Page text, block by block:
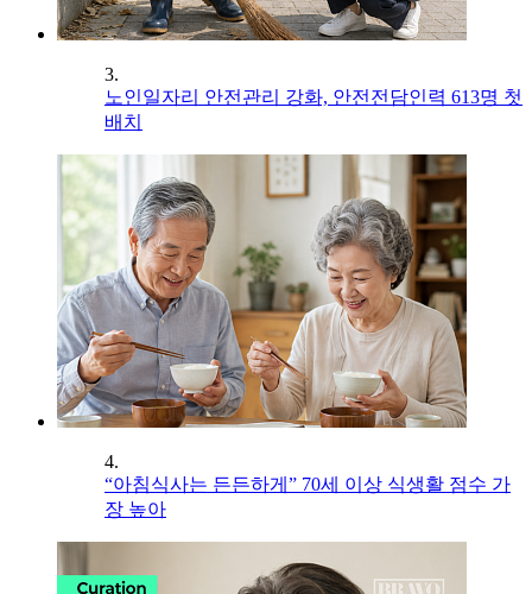
3.
노인일자리 안전관리 강화, 안전전담인력 613명 첫
배치
4.
“아침식사는 든든하게” 70세 이상 식생활 점수 가
장 높아